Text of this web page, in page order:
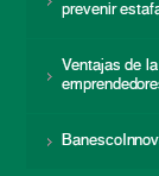
prevenir
Ventajas de